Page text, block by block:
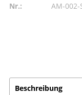
Nr.:
AM-002-
Beschreibung